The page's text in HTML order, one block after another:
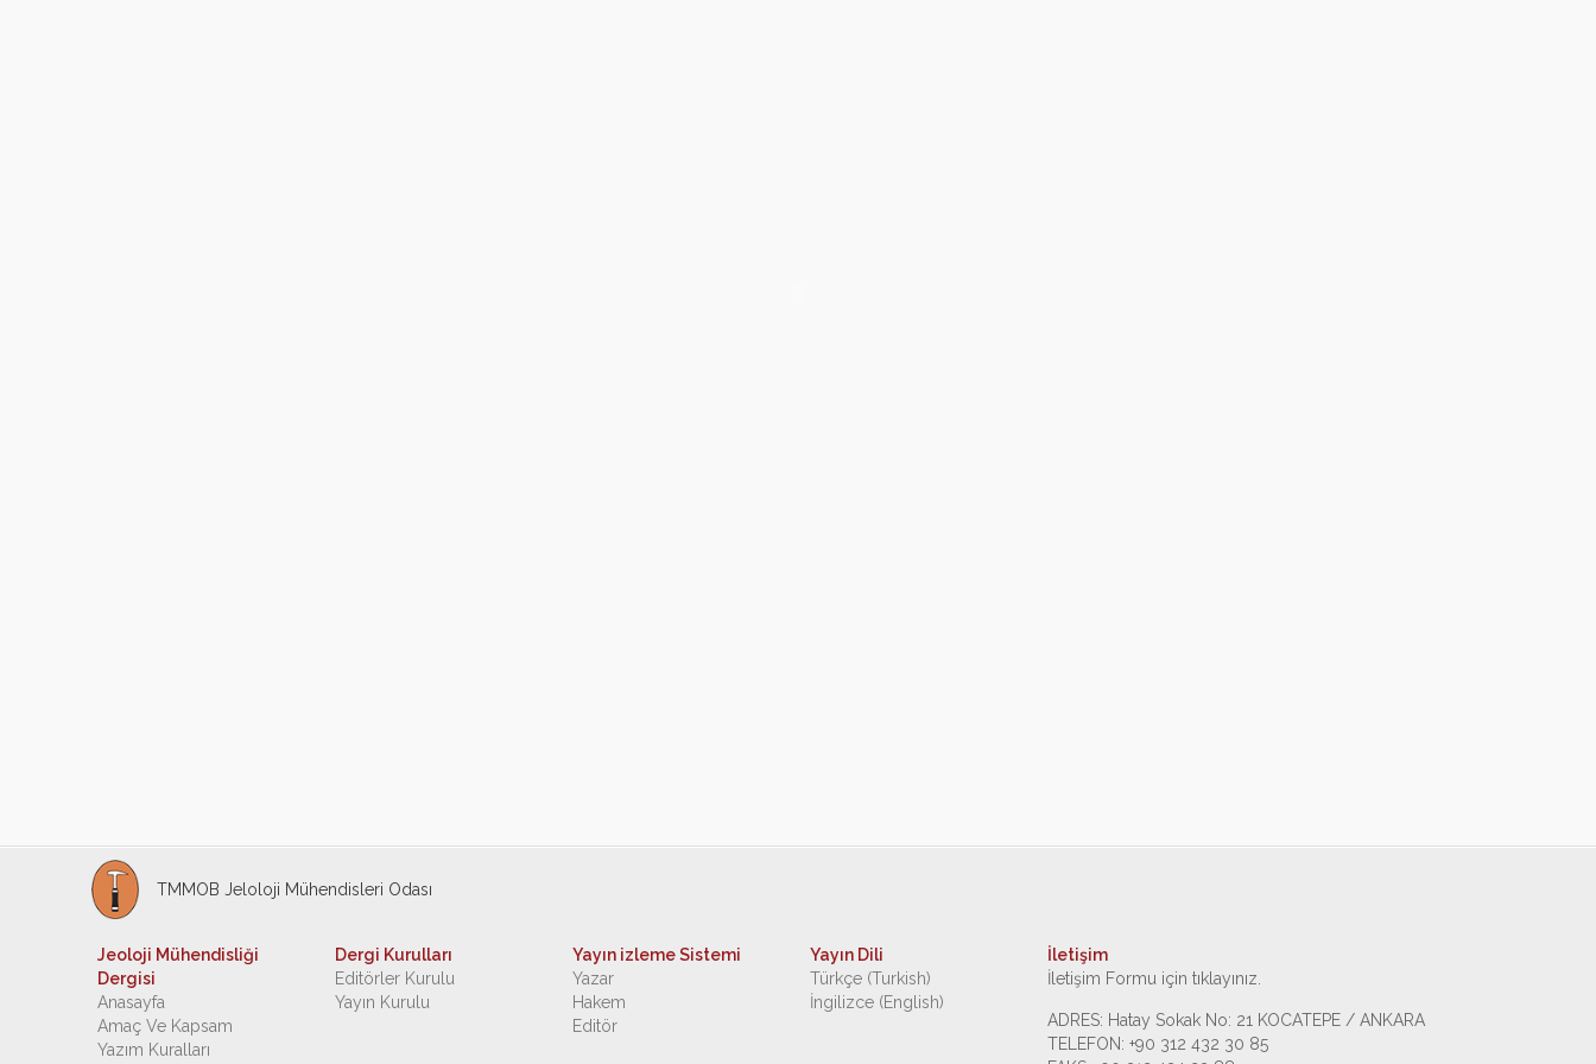
TMMOB Jeloloji Mühendisleri Odası
Jeoloji Mühendisliği
Dergisi
Anasayfa
Amaç Ve Kapsam
Yazım Kuralları
Dergi Kurulları
Editörler Kurulu
Yayın Kurulu
Yayın izleme Sistemi
Yazar
Hakem
Editör
Yayın Dili
Türkçe (Turkish)
İngilizce (English)
İletişim
İletişim Formu için tıklayınız.
ADRES: Hatay Sokak No: 21 KOCATEPE / ANKARA
TELEFON: +90 312 432 30 85